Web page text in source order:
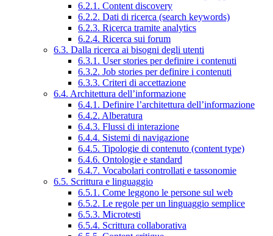
6.2.1. Content discovery
6.2.2. Dati di ricerca (search keywords)
6.2.3. Ricerca tramite analytics
6.2.4. Ricerca sui forum
6.3. Dalla ricerca ai bisogni degli utenti
6.3.1. User stories per definire i contenuti
6.3.2. Job stories per definire i contenuti
6.3.3. Criteri di accettazione
6.4. Architettura dell’informazione
6.4.1. Definire l’architettura dell’informazione
6.4.2. Alberatura
6.4.3. Flussi di interazione
6.4.4. Sistemi di navigazione
6.4.5. Tipologie di contenuto (content type)
6.4.6. Ontologie e standard
6.4.7. Vocabolari controllati e tassonomie
6.5. Scrittura e linguaggio
6.5.1. Come leggono le persone sul web
6.5.2. Le regole per un linguaggio semplice
6.5.3. Microtesti
6.5.4. Scrittura collaborativa